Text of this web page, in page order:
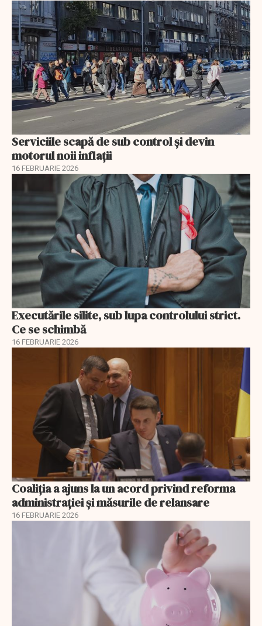
Serviciile scapă de sub control și devin
motorul noii inflații
16 FEBRUARIE 2026
Executările silite, sub lupa controlului strict.
Ce se schimbă
16 FEBRUARIE 2026
Coaliția a ajuns la un acord privind reforma
administrației și măsurile de relansare
16 FEBRUARIE 2026